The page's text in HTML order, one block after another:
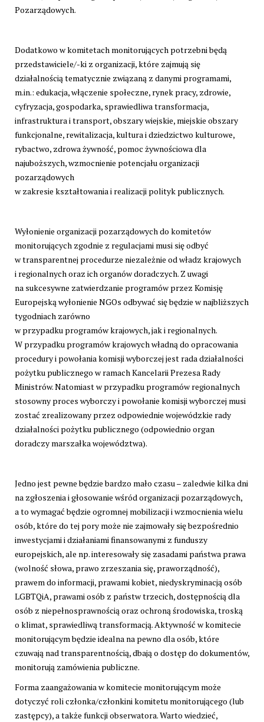
Pozarządowych.
Dodatkowo w komitetach monitorujących potrzebni będą
przedstawiciele/-ki z organizacji, które zajmują się
działalnością tematycznie związaną z danymi programami,
m.in.: edukacja, włączenie społeczne, rynek pracy, zdrowie,
cyfryzacja, gospodarka, sprawiedliwa transformacja,
infrastruktura i transport, obszary wiejskie, miejskie obszary
funkcjonalne, rewitalizacja, kultura i dziedzictwo kulturowe,
rybactwo, zdrowa żywność, pomoc żywnościowa dla
najuboższych, wzmocnienie potencjału organizacji
pozarządowych
w zakresie kształtowania i realizacji polityk publicznych.
Wyłonienie organizacji pozarządowych do komitetów
monitorujących zgodnie z regulacjami musi się odbyć
w transparentnej procedurze niezależnie od władz krajowych
i regionalnych oraz ich organów doradczych. Z uwagi
na sukcesywne zatwierdzanie programów przez Komisję
Europejską wyłonienie NGOs odbywać się będzie w najbliższych
tygodniach zarówno
w przypadku programów krajowych, jak i regionalnych.
W przypadku programów krajowych władną do opracowania
procedury i powołania komisji wyborczej jest rada działalności
pożytku publicznego w ramach Kancelarii Prezesa Rady
Ministrów. Natomiast w przypadku programów regionalnych
stosowny proces wyborczy i powołanie komisji wyborczej musi
zostać zrealizowany przez odpowiednie wojewódzkie rady
działalności pożytku publicznego (odpowiednio organ
doradczy marszałka województwa).
Jedno jest pewne będzie bardzo mało czasu – zaledwie kilka dni
na zgłoszenia i głosowanie wśród organizacji pozarządowych,
a to wymagać będzie ogromnej mobilizacji i wzmocnienia wielu
osób, które do tej pory może nie zajmowały się bezpośrednio
inwestycjami i działaniami finansowanymi z funduszy
europejskich, ale np. interesowały się zasadami państwa prawa
(wolność słowa, prawo zrzeszania się, praworządność),
prawem do informacji, prawami kobiet, niedyskryminacją osób
LGBTQiA, prawami osób z państw trzecich, dostępnością dla
osób z niepełnosprawnością oraz ochroną środowiska, troską
o klimat, sprawiedliwą transformacją. Aktywność w komitecie
monitorującym będzie idealna na pewno dla osób, które
czuwają nad transparentnością, dbają o dostęp do dokumentów,
monitorują zamówienia publiczne.
Forma zaangażowania w komitecie monitorującym może
dotyczyć roli członka/członkini komitetu monitorującego (lub
zastępcy), a także funkcji obserwatora. Warto wiedzieć,